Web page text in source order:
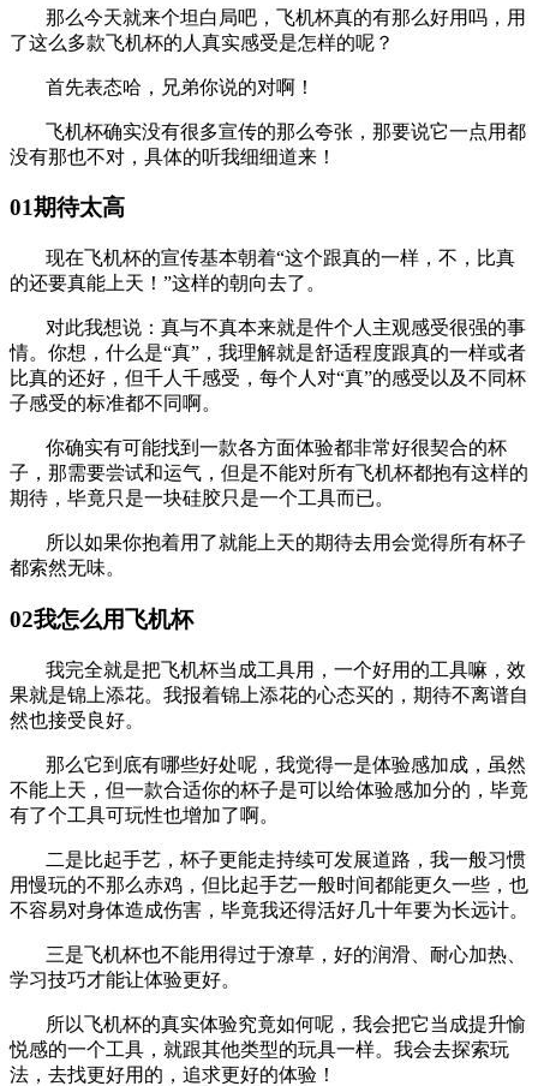
那么今天就来个坦白局吧，飞机杯真的有那么好用吗，用
了这么多款飞机杯的人真实感受是怎样的呢？
首先表态哈，兄弟你说的对啊！
飞机杯确实没有很多宣传的那么夸张，那要说它一点用都
没有那也不对，具体的听我细细道来！
01期待太高
现在飞机杯的宣传基本朝着“这个跟真的一样，不，比真
的还要真能上天！”这样的朝向去了。
对此我想说：真与不真本来就是件个人主观感受很强的事
情。你想，什么是“真”，我理解就是舒适程度跟真的一样或者
比真的还好，但千人千感受，每个人对“真”的感受以及不同杯
子感受的标准都不同啊。
你确实有可能找到一款各方面体验都非常好很契合的杯
子，那需要尝试和运气，但是不能对所有飞机杯都抱有这样的
期待，毕竟只是一块硅胶只是一个工具而已。
所以如果你抱着用了就能上天的期待去用会觉得所有杯子
都索然无味。
02我怎么用飞机杯
我完全就是把飞机杯当成工具用，一个好用的工具嘛，效
果就是锦上添花。我报着锦上添花的心态买的，期待不离谱自
然也接受良好。
那么它到底有哪些好处呢，我觉得一是体验感加成，虽然
不能上天，但一款合适你的杯子是可以给体验感加分的，毕竟
有了个工具可玩性也增加了啊。
二是比起手艺，杯子更能走持续可发展道路，我一般习惯
用慢玩的不那么赤鸡，但比起手艺一般时间都能更久一些，也
不容易对身体造成伤害，毕竟我还得活好几十年要为长远计。
三是飞机杯也不能用得过于潦草，好的润滑、耐心加热、
学习技巧才能让体验更好。
所以飞机杯的真实体验究竟如何呢，我会把它当成提升愉
悦感的一个工具，就跟其他类型的玩具一样。我会去探索玩
法，去找更好用的，追求更好的体验！